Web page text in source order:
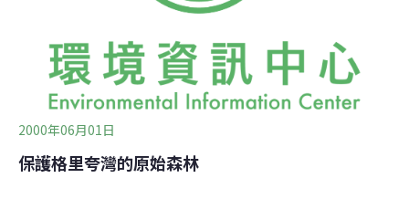
立目的：在於結合所有年輕的朋友，共同來為『原住民』
2000年06月01日
保護格里夸灣的原始森林